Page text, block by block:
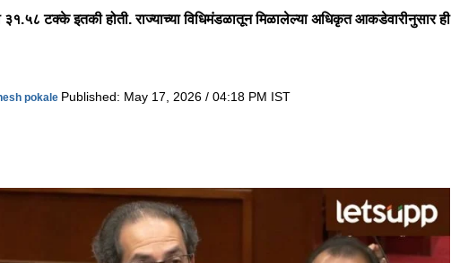
टक्के इतकी होती. राज्याच्या विधिमंडळातून मिळालेल्या अधिकृत आकडेवारीनुसार ही
pokale Published: May 17, 2026 / 04:18 PM IST